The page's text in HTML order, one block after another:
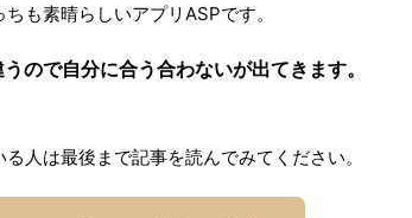
も素晴らしいアプリASPです。
ので自分に合う合わないが出てきます。
人は最後まで記事を読んでみてください。